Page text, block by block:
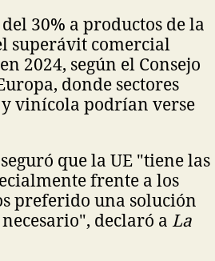
30% a productos de la
superávit comercial
2024, según el Consejo
donde sectores
vinícola podrían verse
que la UE "tiene las
frente a los
preferido una solución
declaró a La